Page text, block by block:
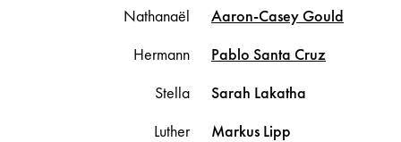
Nathanaël Aaron-CaseyGould
Hermann
Pablo Santa Cruz
Stella
Sarah Lakatha
Luther
Markus Lipp